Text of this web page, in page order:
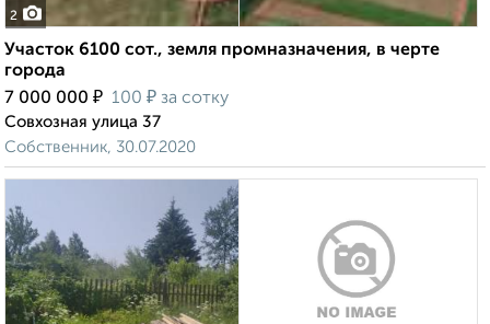
2
Участок 6100 сот., земля промназначения, в черте
города
7 000 000 ₽ 100 ₽ за сотку
Совхозная улица 37
Собственник, 30.07.2020